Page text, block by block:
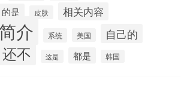
的是 皮肤 相关内容
简介 系统 美国 自己的
还不 这是 都是 韩国